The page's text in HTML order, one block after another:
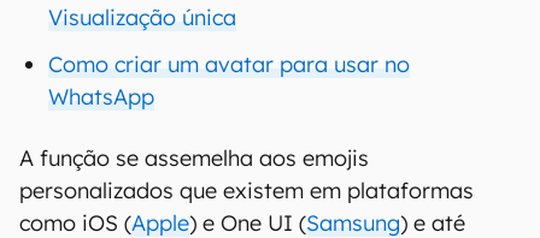
Visualização única
Como criar um avatar para usar no
WhatsApp
A função se assemelha aos emojis
personalizados que existem em plataformas
como iOS (Apple) e One UI (Samsung) e até